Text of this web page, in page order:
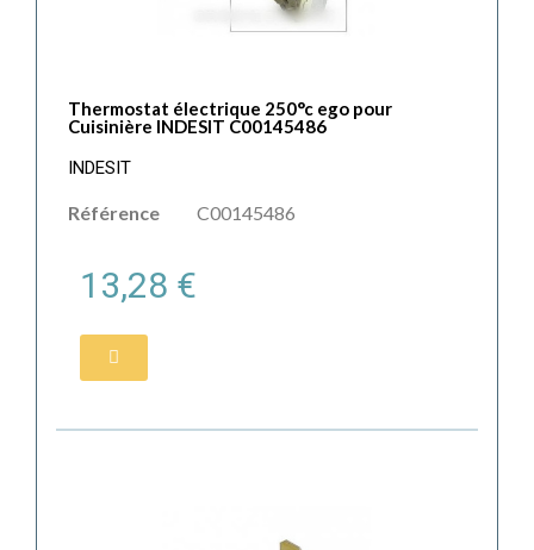
Thermostat électrique 250°c ego pour
Cuisinière INDESIT C00145486
INDESIT
Référence C00145486
13,28 €